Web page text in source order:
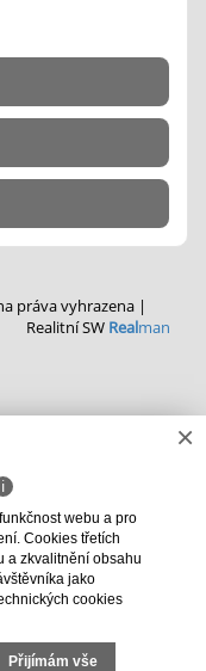
práva vyhrazena |
Realitní SW Realman
×
ℹ
webu a pro
Cookies třetích
a zkvalitnění obsahu
jako
cookies
Přijímám vše